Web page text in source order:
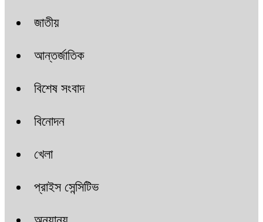
জাতীয়
আন্তর্জাতিক
বিশেষ সংবাদ
বিনোদন
খেলা
প্রাইস সেন্সিটিভ